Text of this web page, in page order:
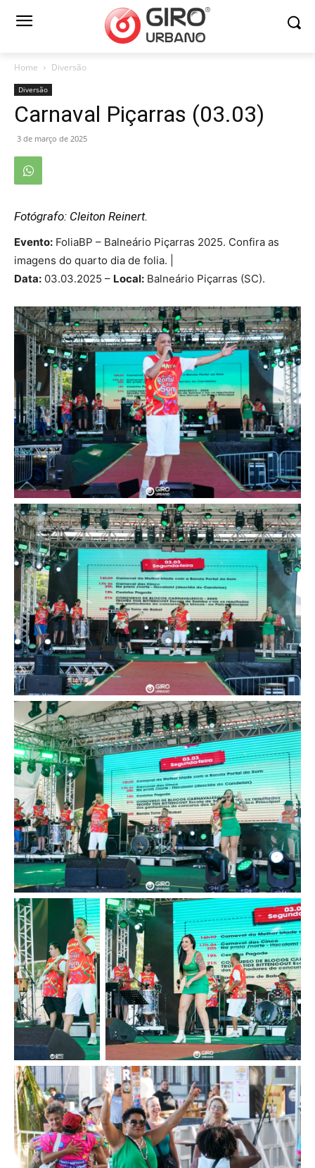
Home Diversão
Diversão
Carnaval Piçarras (03.03)
3 de março de 2025
Fotógrafo: Cleiton Reinert.
Evento: FoliaBP – Balneário Piçarras 2025. Confira as
imagens do quarto dia de folia. |
Data: 03.03.2025 – Local: Balneário Piçarras (SC).